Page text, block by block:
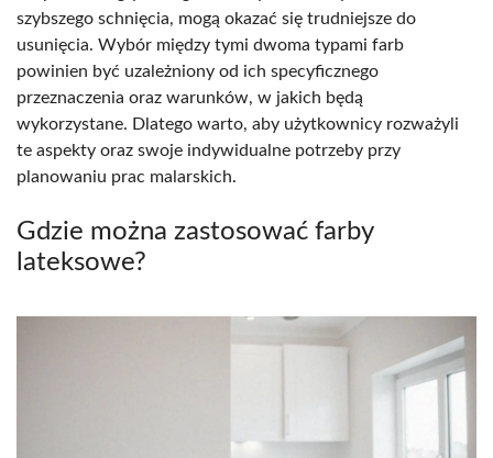
szybszego schnięcia, mogą okazać się trudniejsze do
usunięcia. Wybór między tymi dwoma typami farb
powinien być uzależniony od ich specyficznego
przeznaczenia oraz warunków, w jakich będą
wykorzystane. Dlatego warto, aby użytkownicy rozważyli
te aspekty oraz swoje indywidualne potrzeby przy
planowaniu prac malarskich.
Gdzie można zastosować farby
lateksowe?